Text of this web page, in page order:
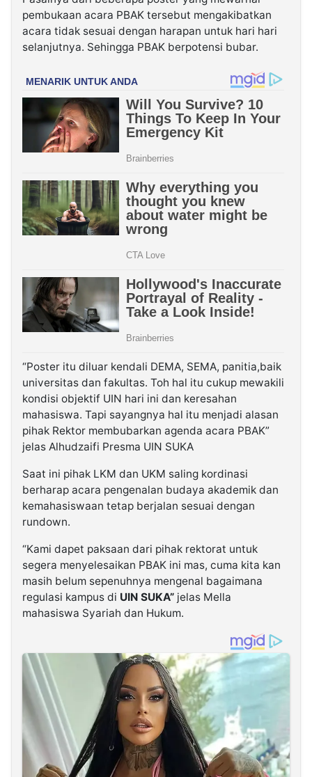
pembukaan acara PBAK tersebut mengakibatkan
acara tidak sesuai dengan harapan untuk hari hari
selanjutnya. Sehingga PBAK berpotensi bubar.
“Poster itu diluar kendali DEMA, SEMA, panitia,baik
universitas dan fakultas. Toh hal itu cukup mewakili
kondisi objektif UIN hari ini dan keresahan
mahasiswa. Tapi sayangnya hal itu menjadi alasan
pihak Rektor membubarkan agenda acara PBAK”
jelas Alhudzaifi Presma UIN SUKA
Saat ini pihak LKM dan UKM saling kordinasi
berharap acara pengenalan budaya akademik dan
kemahasiswaan tetap berjalan sesuai dengan
rundown.
“Kami dapet paksaan dari pihak rektorat untuk
segera menyelesaikan PBAK ini mas, cuma kita kan
masih belum sepenuhnya mengenal bagaimana
regulasi kampus di UIN SUKA” jelas Mella
mahasiswa Syariah dan Hukum.